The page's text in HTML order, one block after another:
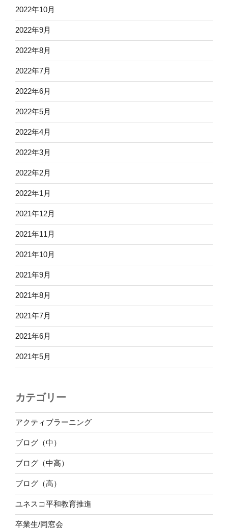
2022年10月
2022年9月
2022年8月
2022年7月
2022年6月
2022年5月
2022年4月
2022年3月
2022年2月
2022年1月
2021年12月
2021年11月
2021年10月
2021年9月
2021年8月
2021年7月
2021年6月
2021年5月
カテゴリー
アクティブラーニング
ブログ（中）
ブログ（中高）
ブログ（高）
ユネスコ平和教育推進
卒業生/同窓会